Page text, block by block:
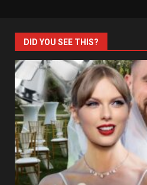
DID YOU SEE THIS?